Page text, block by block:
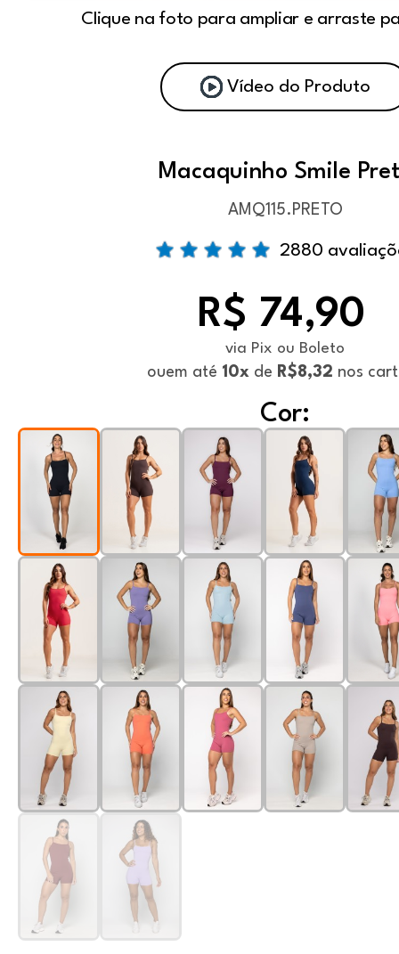
Clique na foto para ampliar e arraste
Vídeo do Produto
Macaquinho Smile
AMQ115.PRETO
2880
R$ 74,90
via Pix ou Boleto
ouem até 10xde R$8,32 nos
Cor: